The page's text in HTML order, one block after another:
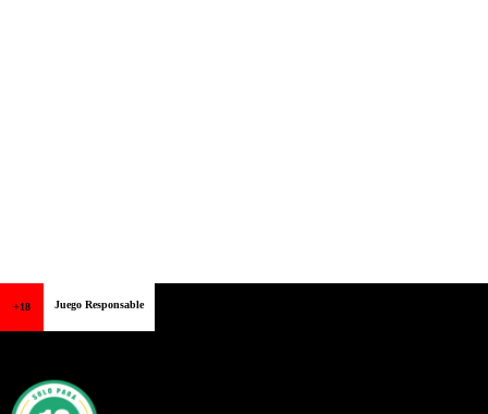
+18 Juego Responsable